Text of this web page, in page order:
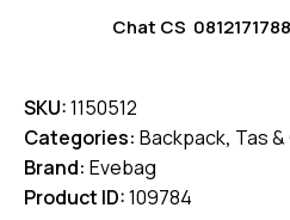
Chat CS
SKU:1150512
Categories: Backpack, Tas
Brand: Evebag
Product ID:109784